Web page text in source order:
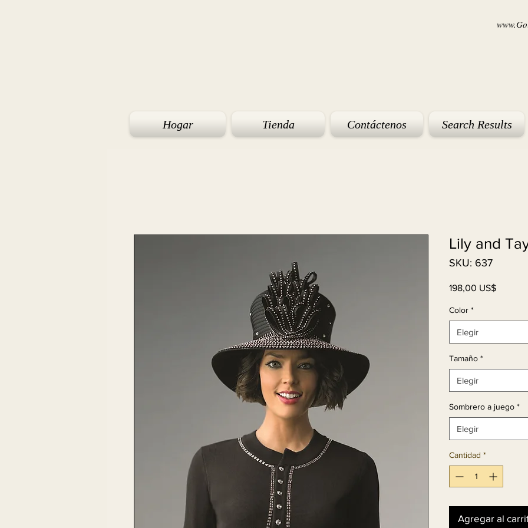
Hogar Tienda Contáctenos Search Results
Lily and
SKU: 637
198,00 US$Precio
Color *
Elegir
Tamaño *
Elegir
Sombrero a juego *
Elegir
Cantidad *
Agregar al